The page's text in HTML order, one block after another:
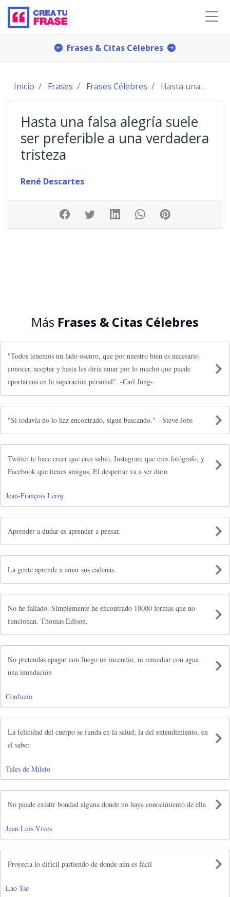
Frases & Citas Célebres
Inicio Frases Frases Célebres Hasta una falsa alegría suele ser preferible a un
Hasta una falsa alegría suele
ser preferible a una verdadera
tristeza
René Descartes
Más Frases & Citas Célebres
"Todos tenemos un lado oscuro, que por nuestro bien es necesario
conocer, aceptar y hasta les diría amar por lo mucho que puede
aportarnos en la superación personal". -Carl Jung-
"Si todavía no lo haz encontrado, sigue buscando." - Steve Jobs
Twitter te hace creer que eres sabio, Instagram que eres fotógrafo, y
Facebook que tienes amigos. El despertar va a ser duro
Jean-François Leroy
Aprender a dudar es aprender a pensar.
La gente aprende a amar sus cadenas.
No he fallado. Simplemente he encontrado 10000 formas que no
funcionan. Thomas Edison.
No pretendas apagar con fuego un incendio, ni remediar con agua
una inundación
Confucio
La felicidad del cuerpo se funda en la salud; la del entendimiento, en
el saber
Tales de Mileto
No puede existir bondad alguna donde no haya conocimiento de ella
Juan Luis Vives
Proyecta lo difícil partiendo de donde aún es fácil
Lao Tse